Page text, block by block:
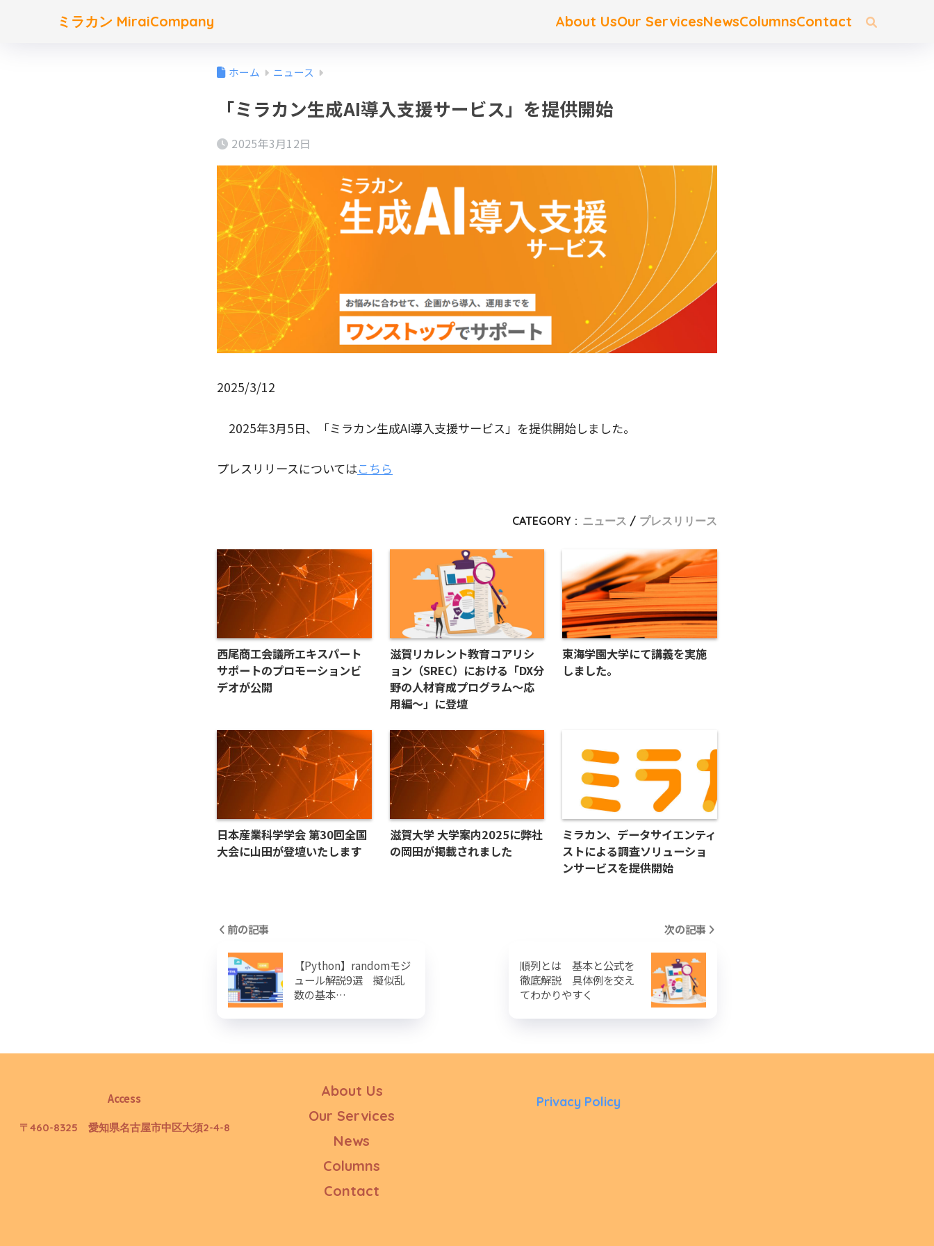
ミラカン MiraiCompany About UsOur ServicesNewsColumnsContact
ホーム ニュース
「ミラカン生成AI導入支援サービス」を提供開始
2025年3月12日
2025/3/12
2025年3月5日、「ミラカン生成AI導入支援サービス」を提供開始しました。
プレスリリースについてはこちら
CATEGORY : ニュース プレスリリース
西尾商工会議所エキスパート
サポートのプロモーションビ
デオが公開
滋賀リカレント教育コアリシ
ョン（SREC）における「DX分
野の人材育成プログラム～応
用編～」に登壇
​東海学園大学にて講義を実施
しました。
日本産業科学学会 第30回全国
大会に山田が登壇いたします
滋賀大学 大学案内2025に弊社
の岡田が掲載されました
ミラカン、データサイエンティ
ストによる調査ソリューショ
ンサービスを提供開始
前の記事
【Python】randomモジ
ュール解説9選 擬似乱
数の基本…
次の記事
順列とは 基本と公式を
徹底解説 具体例を交え
てわかりやすく
Access
〒460-8325 愛知県名古屋市中区大須2-4-8
About Us
Our Services
News
Columns
Contact
Privacy Policy